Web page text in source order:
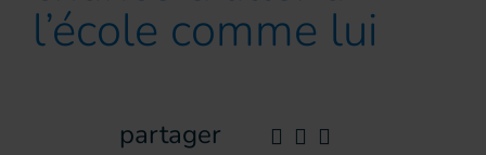
l’école comme lui
partager